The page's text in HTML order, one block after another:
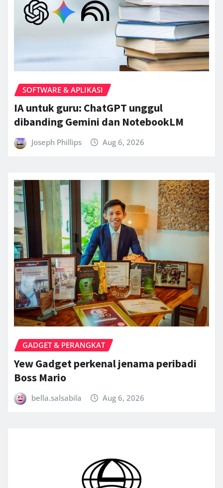
SOFTWARE & APLIKASI
IA untuk guru: ChatGPT unggul
dibanding Gemini dan NotebookLM
Joseph Phillips Aug 6, 2026
GADGET & PERANGKAT
Yew Gadget perkenal jenama peribadi
Boss Mario
bella.salsabila Aug 6, 2026